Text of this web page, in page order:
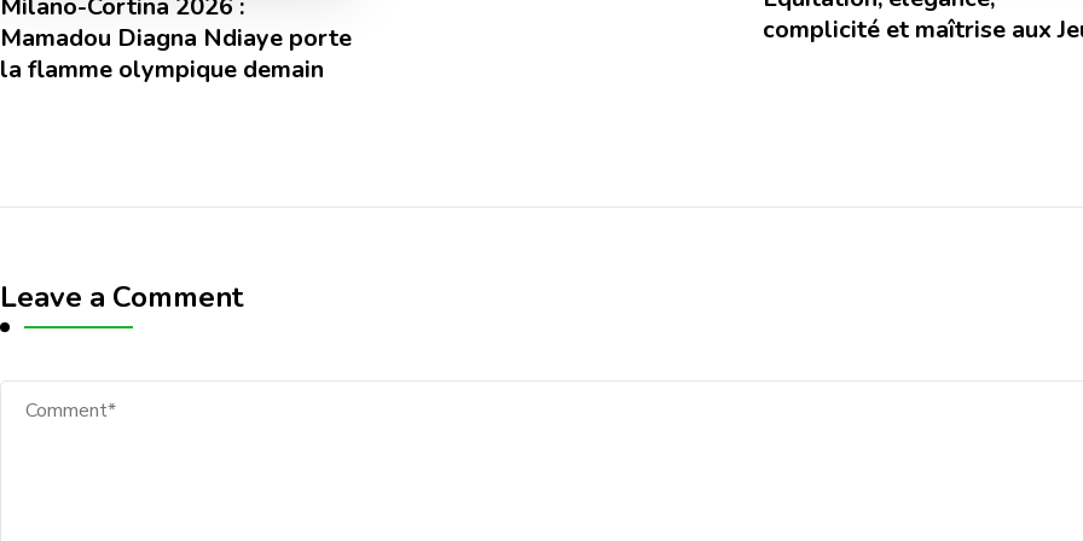
Milano-Cortina 2026 :
Mamadou Diagna Ndiaye porte
la flamme olympique demain
complicité et maîtrise aux
Leave a Comment